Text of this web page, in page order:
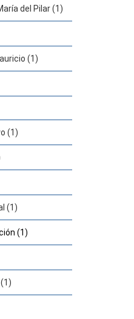
del Pilar (1)
(1)
(1)
(1)
(1)